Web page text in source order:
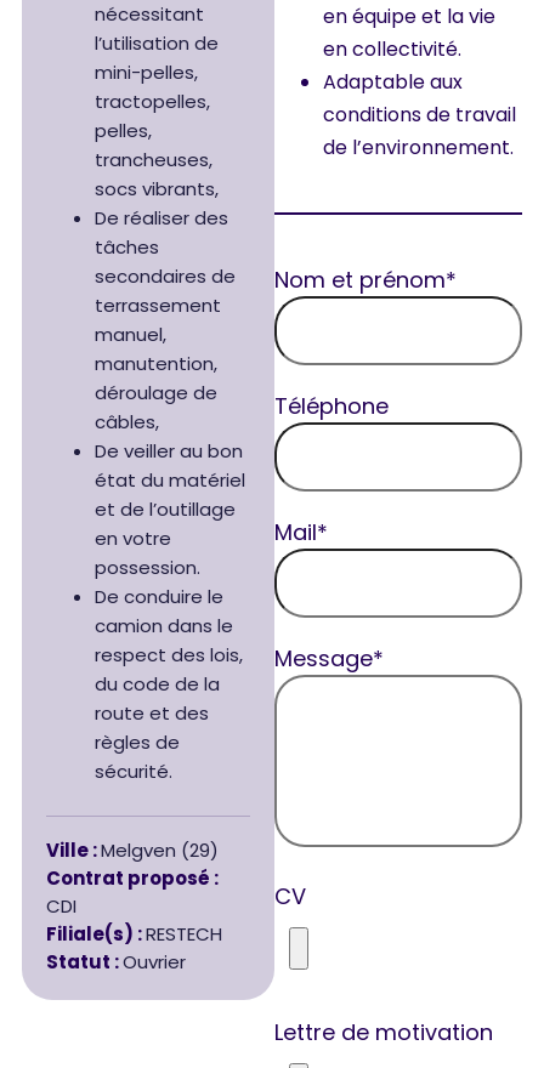
nécessitant
l’utilisation de
mini-pelles,
tractopelles,
pelles,
trancheuses,
socs vibrants,
De réaliser des
tâches
secondaires de
terrassement
manuel,
manutention,
déroulage de
câbles,
De veiller au bon
état du matériel
et de l’outillage
en votre
possession.
De conduire le
camion dans le
respect des lois,
du code de la
route et des
règles de
sécurité.
Ville :Melgven (29)
Contrat proposé :
CDI
Filiale(s) :RESTECH
Statut :Ouvrier
en équipe et la vie
en collectivité.
Adaptable aux
conditions de travail
de l’environnement.
Nom et prénom*
Téléphone
Mail*
Message*
CV
Lettre de motivation